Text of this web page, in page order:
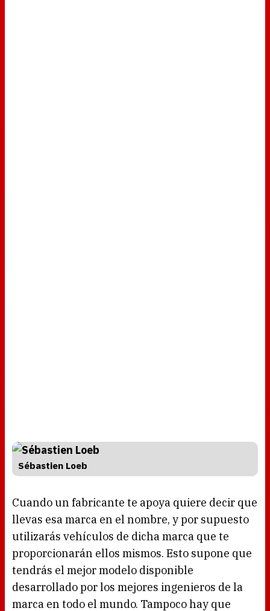
Sébastien Loeb
Cuando un fabricante te apoya quiere decir que
llevas esa marca en el nombre, y por supuesto
utilizarás vehículos de dicha marca que te
proporcionarán ellos mismos. Esto supone que
tendrás el mejor modelo disponible
desarrollado por los mejores ingenieros de la
marca en todo el mundo. Tampoco hay que